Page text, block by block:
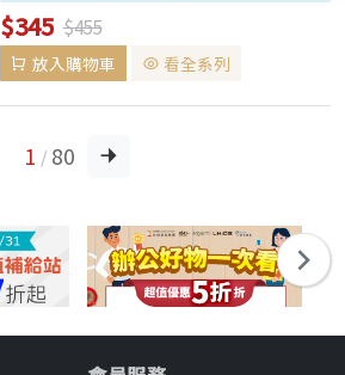
$345 $455
放入購物車 看全系列
1 / 80